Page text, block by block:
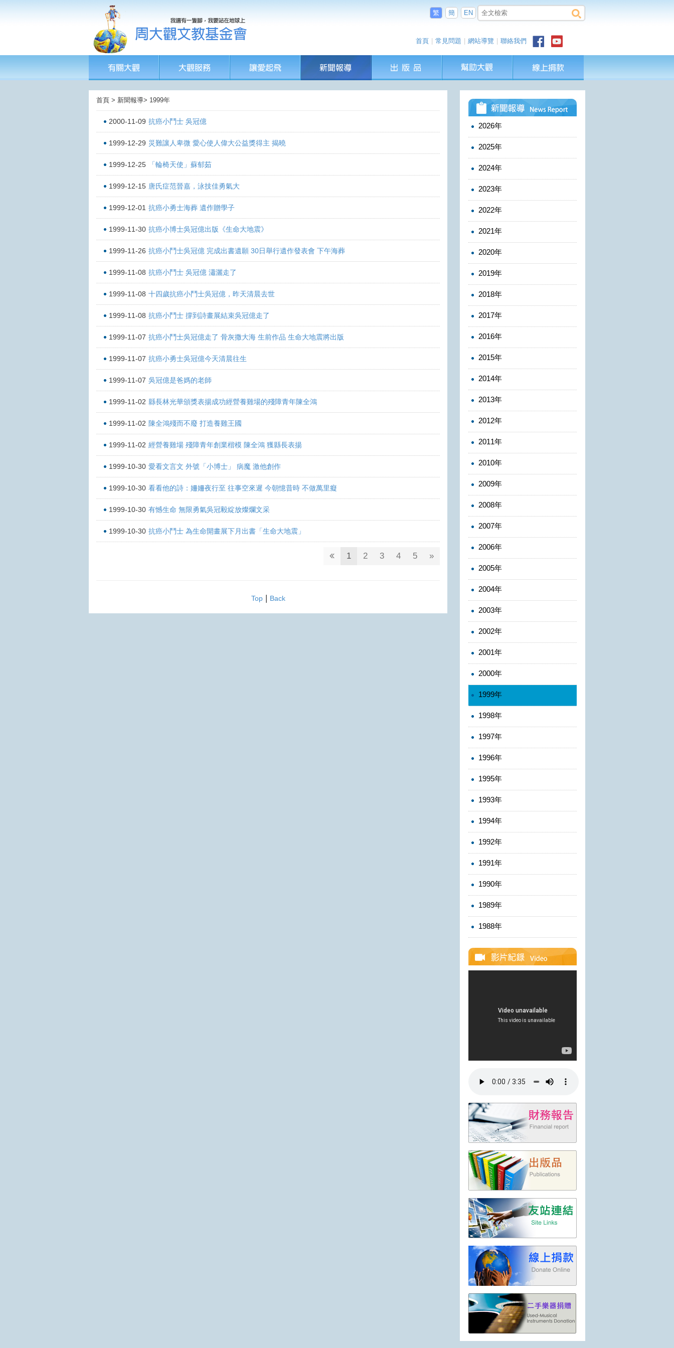
繁 簡 EN
首頁 常見問題 網站導覽 聯絡我們
首頁 > 新聞報導> 1999年
2000-11-09 抗癌小鬥士 吳冠億
1999-12-29 災難讓人卑微 愛心使人偉大公益獎得主 揭曉
1999-12-25 「輪椅天使」蘇郁茹
1999-12-15 唐氏症范晉嘉，泳技佳勇氣大
1999-12-01 抗癌小勇士海葬 遺作贈學子
1999-11-30 抗癌小博士吳冠億出版《生命大地震》
1999-11-26 抗癌小鬥士吳冠億 完成出書遺願 30日舉行遺作發表會 下午海葬
1999-11-08 抗癌小鬥士 吳冠億 瀟灑走了
1999-11-08 十四歲抗癌小鬥士吳冠億，昨天清晨去世
1999-11-08 抗癌小鬥士 撐到詩畫展結束吳冠億走了
1999-11-07 抗癌小鬥士吳冠億走了 骨灰撒大海 生前作品 生命大地震將出版
1999-11-07 抗癌小勇士吳冠億今天清晨往生
1999-11-07 吳冠億是爸媽的老師
1999-11-02 縣長林光華頒獎表揚成功經營養雞場的殘障青年陳全鴻
1999-11-02 陳全鴻殘而不廢 打造養雞王國
1999-11-02 經營養雞場 殘障青年創業楷模 陳全鴻 獲縣長表揚
1999-10-30 愛看文言文 外號「小博士」 病魔 激他創作
1999-10-30 看看他的詩：姍姍夜行至 往事空來遲 今朝憶昔時 不做萬里癡
1999-10-30 有憾生命 無限勇氣吳冠毅綻放燦爛文采
1999-10-30 抗癌小鬥士 為生命開畫展下月出書「生命大地震」
1 2 3 4 5 »
Top| Back
2026年
2025年
2024年
2023年
2022年
2021年
2020年
2019年
2018年
2017年
2016年
2015年
2014年
2013年
2012年
2011年
2010年
2009年
2008年
2007年
2006年
2005年
2004年
2003年
2002年
2001年
2000年
1999年
1998年
1997年
1996年
1995年
1993年
1994年
1992年
1991年
1990年
1989年
1988年